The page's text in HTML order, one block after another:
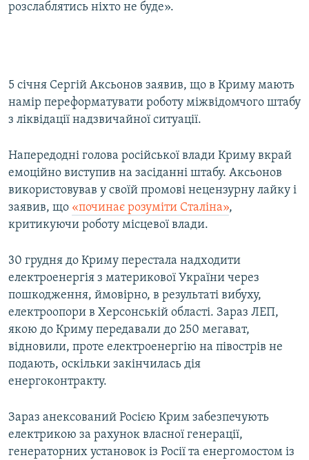
розслаблятись ніхто не буде».
5 січня Сергій Аксьонов заявив, що в Криму мають
намір переформатувати роботу міжвідомчого штабу
з ліквідації надзвичайної ситуації.
Напередодні голова російської влади Криму вкрай
емоційно виступив на засіданні штабу. Аксьонов
використовував у своїй промові нецензурну лайку і
заявив, що «починає розуміти Сталіна»,
критикуючи роботу місцевої влади.
30 грудня до Криму перестала надходити
електроенергія з материкової України через
пошкодження, ймовірно, в результаті вибуху,
електроопори в Херсонській області. Зараз ЛЕП,
якою до Криму передавали до 250 мегават,
відновили, проте електроенергію на півострів не
подають, оскільки закінчилась дія
енергоконтракту.
Зараз анексований Росією Крим забезпечують
електрикою за рахунок власної генерації,
генераторних установок із Росії та енергомостом із